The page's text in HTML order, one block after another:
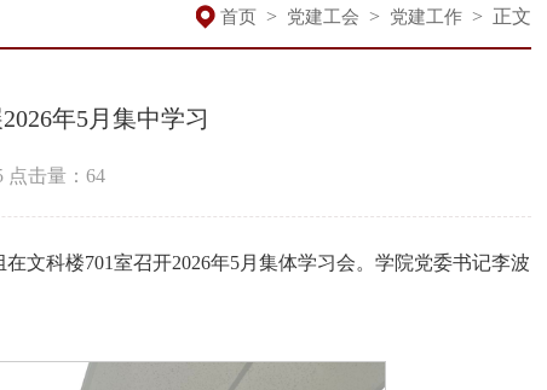
首页 > 党建工会 > 党建工作 > 正文
年5月集中学习
点击量： 64
文科楼701室召开2026年5月集体学习会。学院党委书记李波